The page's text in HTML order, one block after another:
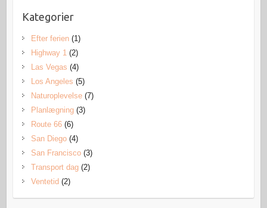
Kategorier
Efter ferien(1)
Highway 1(2)
Las Vegas (4)
Los Angeles (5)
Naturoplevelse(7)
Planlægning(3)
Route 66(6)
San Diego(4)
San Francisco(3)
Transport dag(2)
Ventetid (2)